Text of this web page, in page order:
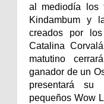
al mediodía los
Kindambum y
creados por
Catalina
matutino
ganador de un
presentará
pequeños Wow